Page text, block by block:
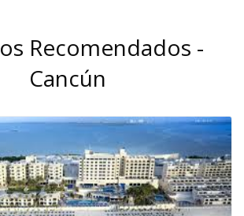
Recomendados -
Cancún